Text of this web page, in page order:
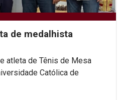
de medalhista
atleta de Tênis de Mesa
Católica de